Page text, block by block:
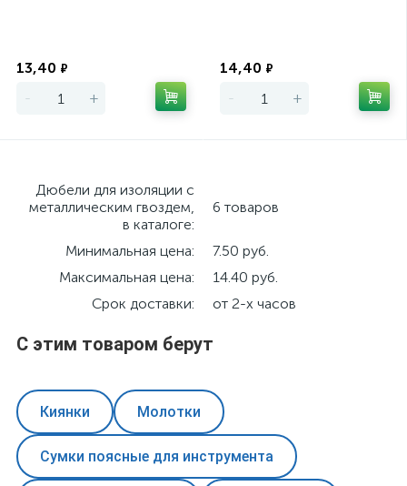
13,40 ₽
- +
14,40 ₽
- +
Дюбели для изоляции с
металлическим гвоздем,
в каталоге:
6 товаров
Минимальная цена:
7.50 руб.
Максимальная цена:
14.40 руб.
Срок доставки:
от 2-х часов
С этим товаром берут
Киянки Молотки
Сумки поясные для инструмента